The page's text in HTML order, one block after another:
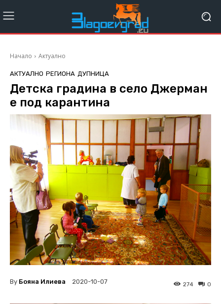
Начало Актуално
АКТУАЛНО РЕГИОНА ДУПНИЦА
Детска градина в село Джерман
е под карантина
By Бояна Илиева 2020-10-07 0
274